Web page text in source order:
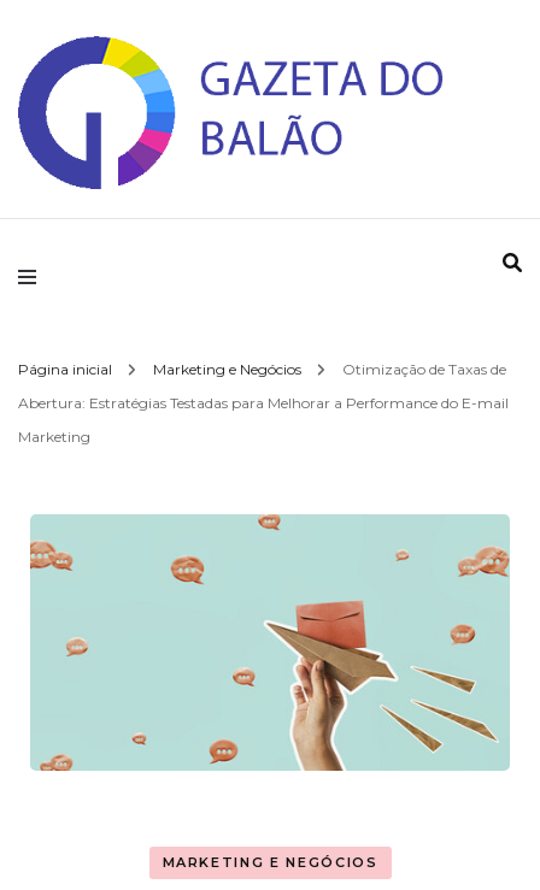
Gazeta do Balao
Página inicial Marketing e Negócios
Otimização de Taxas de
Abertura: Estratégias Testadas para Melhorar a Performance do E-mail
Marketing
MARKETING E NEGÓCIOS